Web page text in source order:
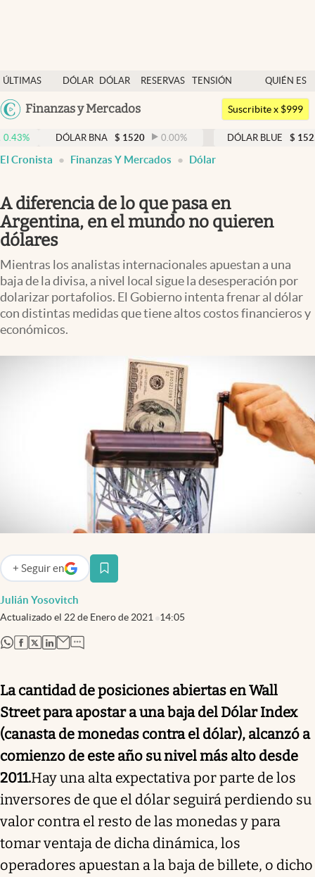
ÚLTIMAS
NOTICIAS
DÓLAR
DÓLAR
RESERVAS
TENSIÓN
GEOPOLÍTICA
QUIÉN ES
QUIÉN
Argentina
Finanzas y Mercados
Dólar
Members
Economía y Política
Finanzas y Mercados
Negocios
Columnistas
Otras secciones
Apertura
Infotechnology
Eventos Corporativos
Argentina
Suscribite x $999
DÓLAR BNA $ 1520 0.00% DÓLAR BLUE $ 1525 -0.33
El Cronista Finanzas Y Mercados Dólar
A diferencia de lo que pasa en
Argentina, en el mundo no quieren
dólares
Mientras los analistas internacionales apuestan a una
baja de la divisa, a nivel local sigue la desesperación por
dolarizar portafolios. El Gobierno intenta frenar al dólar
con distintas medidas que tiene altos costos financieros y
económicos.
Julián Yosovitch
Actualizado el 22 de Enero de 2021 14:05
+ Seguir en
abre en nueva pestaña
abre en nueva pestaña
abre en nueva pestaña
abre en nueva pestaña
abre en nueva pestaña
La cantidad de posiciones abiertas en Wall
Street para apostar a una baja del Dólar Index
(canasta de monedas contra el dólar), alcanzó a
comienzo de este año su nivel más alto desde
2011.Hay una alta expectativa por parte de los
inversores de que el dólar seguirá perdiendo su
valor contra el resto de las monedas y para
tomar ventaja de dicha dinámica, los
operadores apuestan a la baja de billete, o dicho